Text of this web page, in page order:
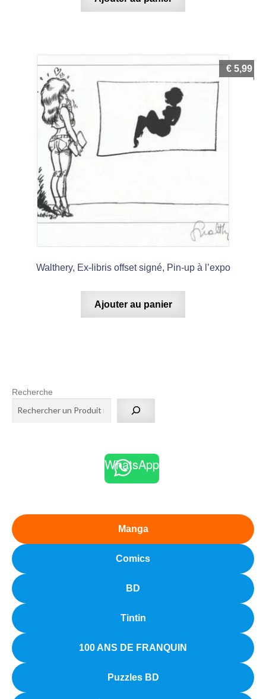
Walthery, Ex-libris offset signé, Pin-up à l’expo
€ 5,99
Ajouter au panier
Recherche
WhatsApp
Manga
Comics
BD
Tintin
100 ANS DE FRANQUIN
Puzzles BD